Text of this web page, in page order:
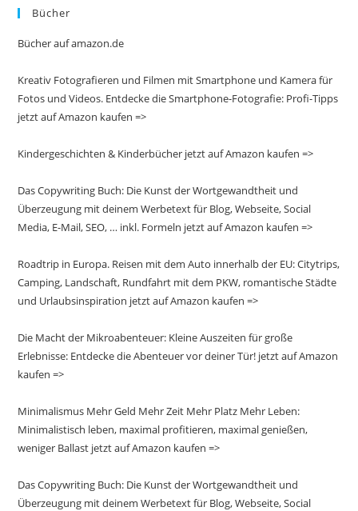
Bücher
Bücher auf amazon.de
Kreativ Fotografieren und Filmen mit Smartphone und Kamera für
Fotos und Videos. Entdecke die Smartphone-Fotografie: Profi-Tipps
jetzt auf Amazon kaufen =>
Kindergeschichten & Kinderbücher jetzt auf Amazon kaufen =>
Das Copywriting Buch: Die Kunst der Wortgewandtheit und
Überzeugung mit deinem Werbetext für Blog, Webseite, Social
Media, E-Mail, SEO, … inkl. Formeln jetzt auf Amazon kaufen =>
Roadtrip in Europa. Reisen mit dem Auto innerhalb der EU: Citytrips,
Camping, Landschaft, Rundfahrt mit dem PKW, romantische Städte
und Urlaubsinspiration jetzt auf Amazon kaufen =>
Die Macht der Mikroabenteuer: Kleine Auszeiten für große
Erlebnisse: Entdecke die Abenteuer vor deiner Tür! jetzt auf Amazon
kaufen =>
Minimalismus Mehr Geld Mehr Zeit Mehr Platz Mehr Leben:
Minimalistisch leben, maximal profitieren, maximal genießen,
weniger Ballast jetzt auf Amazon kaufen =>
Das Copywriting Buch: Die Kunst der Wortgewandtheit und
Überzeugung mit deinem Werbetext für Blog, Webseite, Social